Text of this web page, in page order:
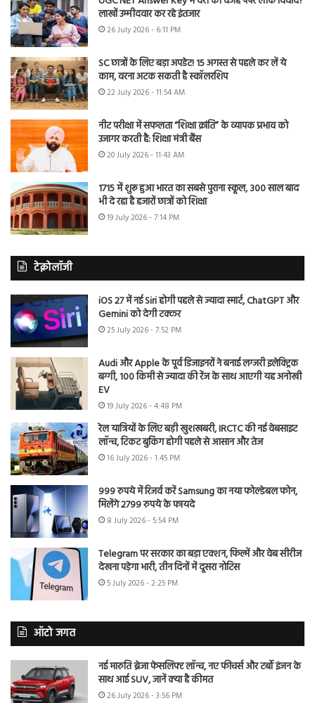
लाखों उम्मीदवार कर रहे इंतजार
26 July 2026 - 6:11 PM
SC छात्रों के लिए बड़ा अपडेट! 15 अगस्त से पहले कर लें ये
काम, वरना अटक सकती है स्कॉलरशिप
22 July 2026 - 11:54 AM
नीट परीक्षा में सफलता “शिक्षा क्रांति” के व्यापक प्रभाव को
उजागर करती है: शिक्षा मंत्री बैंस
20 July 2026 - 11:43 AM
1715 में शुरू हुआ भारत का सबसे पुराना स्कूल, 300 साल बाद
भी दे रहा है हजारों छात्रों को शिक्षा
19 July 2026 - 7:14 PM
टेक्नोलॉजी
iOS 27 में नई Siri होगी पहले से ज्यादा स्मार्ट, ChatGPT और
Gemini को देगी टक्कर
25 July 2026 - 7:52 PM
Audi और Apple के पूर्व डिजाइनरों ने बनाई लग्जरी इलेक्ट्रिक
बग्गी, 100 किमी से ज्यादा की रेंज के साथ आएगी यह अनोखी
EV
19 July 2026 - 4:48 PM
रेल यात्रियों के लिए बड़ी खुशखबरी, IRCTC की नई वेबसाइट
लॉन्च, टिकट बुकिंग होगी पहले से आसान और तेज
16 July 2026 - 1:45 PM
999 रुपये में रिजर्व करें Samsung का नया फोल्डेबल फोन,
मिलेंगे 2799 रुपये के फायदे
8 July 2026 - 5:54 PM
Telegram पर सरकार का बड़ा एक्शन, फिल्में और वेब सीरीज
देखना पड़ेगा भारी, तीन दिनों में दूसरा नोटिस
5 July 2026 - 2:25 PM
ऑटो जगत
नई मारुति ब्रेजा फेसलिफ्ट लॉन्च, नए फीचर्स और टर्बो इंजन के
साथ आई SUV, जानें क्या है कीमत
26 July 2026 - 3:56 PM